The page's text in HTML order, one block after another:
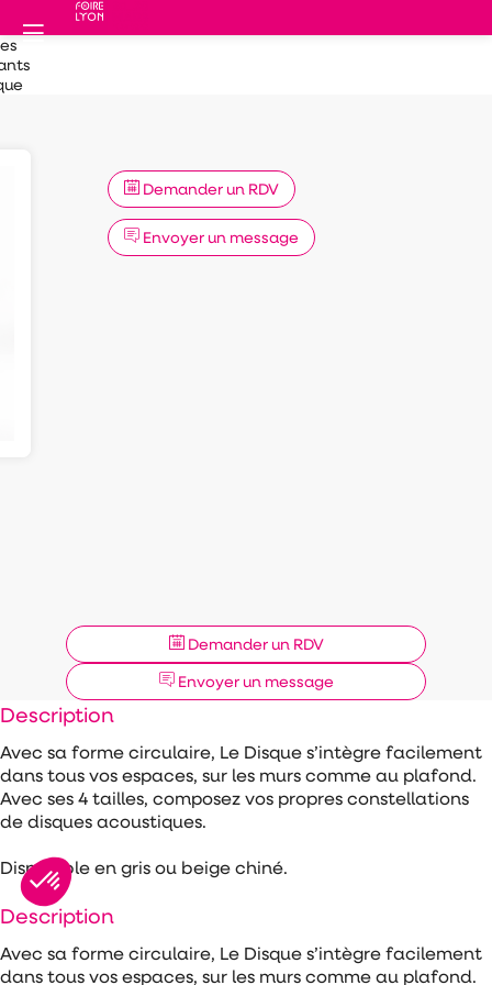
Demander un RDV
Envoyer un message
Demander un RDV
Envoyer un message
Description
Avec sa forme circulaire, Le Disque s’intègre facilement
dans tous vos espaces, sur les murs comme au plafond.
Avec ses 4 tailles, composez vos propres constellations
de disques acoustiques.
Disponible en gris ou beige chiné.
Description
Avec sa forme circulaire, Le Disque s’intègre facilement
dans tous vos espaces, sur les murs comme au plafond.